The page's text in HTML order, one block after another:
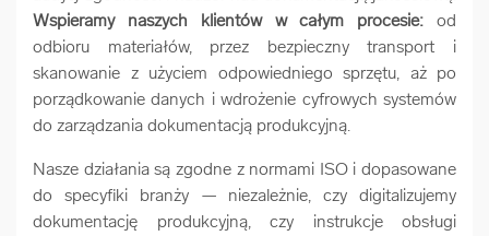
Wspieramy naszych klientów w całym procesie: od
odbioru materiałów, przez bezpieczny transport i
skanowanie z użyciem odpowiedniego sprzętu, aż po
porządkowanie danych i wdrożenie cyfrowych systemów
do zarządzania dokumentacją produkcyjną.
Nasze działania są zgodne z normami ISO i dopasowane
do specyfiki branży — niezależnie, czy digitalizujemy
dokumentację produkcyjną, czy instrukcje obsługi